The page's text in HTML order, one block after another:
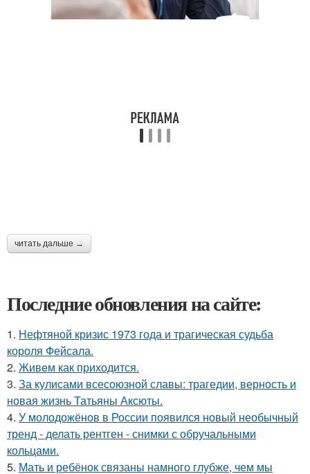
читать дальше →
Последние обновления на сайте:
1. Нефтяной кризис 1973 года и трагическая судьба
короля Фейсала.
2. Живeм как приходится.
3. За кулисами всесоюзной славы: трагедии, верность и
новая жизнь Татьяны Аксюты.
4. У молодожёнов в России появился новый необычный
тренд - делать рентген - снимки с обручальными
кольцами.
5. Мать и ребёнок связаны намного глубже, чем мы